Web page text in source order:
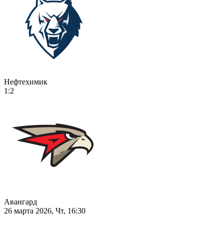
Нефтехимик
1:2
Авангард
26 марта 2026, Чт, 16:30